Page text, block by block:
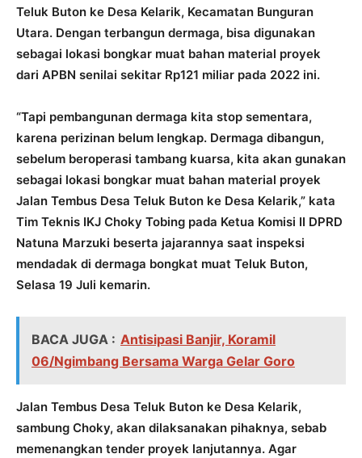
Teluk Buton ke Desa Kelarik, Kecamatan Bunguran
Utara. Dengan terbangun dermaga, bisa digunakan
sebagai lokasi bongkar muat bahan material proyek
dari APBN senilai sekitar Rp121 miliar pada 2022 ini.
“Tapi pembangunan dermaga kita stop sementara,
karena perizinan belum lengkap. Dermaga dibangun,
sebelum beroperasi tambang kuarsa, kita akan gunakan
sebagai lokasi bongkar muat bahan material proyek
Jalan Tembus Desa Teluk Buton ke Desa Kelarik,” kata
Tim Teknis IKJ Choky Tobing pada Ketua Komisi II DPRD
Natuna Marzuki beserta jajarannya saat inspeksi
mendadak di dermaga bongkat muat Teluk Buton,
Selasa 19 Juli kemarin.
BACA JUGA : Antisipasi Banjir, Koramil
06/Ngimbang Bersama Warga Gelar Goro
Jalan Tembus Desa Teluk Buton ke Desa Kelarik,
sambung Choky, akan dilaksanakan pihaknya, sebab
memenangkan tender proyek lanjutannya. Agar